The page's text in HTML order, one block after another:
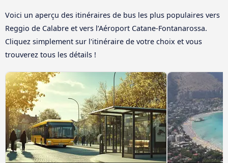
Voici un aperçu des itinéraires de bus les plus populaires vers
Reggio de Calabre et vers l’Aéroport Catane-Fontanarossa.
Cliquez simplement sur l'itinéraire de votre choix et vous
trouverez tous les détails !